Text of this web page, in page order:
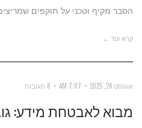
הסבר מקיף וטכני על תוקפים
קרא עוד ←
אוגוסט 24, 2025 7:07 AM 8 תגובות
מבוא לאבטחת מידע: